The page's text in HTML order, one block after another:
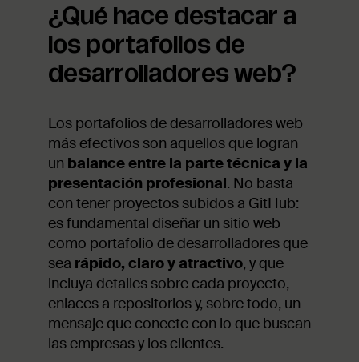
¿Qué hace destacar a
los portafolios de
desarrolladores web?
Los portafolios de desarrolladores web
más efectivos son aquellos que logran
un balance entre la parte técnica y la
presentación profesional. No basta
con tener proyectos subidos a GitHub:
es fundamental diseñar un sitio web
como portafolio de desarrolladores que
sea rápido, claro y atractivo, y que
incluya detalles sobre cada proyecto,
enlaces a repositorios y, sobre todo, un
mensaje que conecte con lo que buscan
las empresas y los clientes.